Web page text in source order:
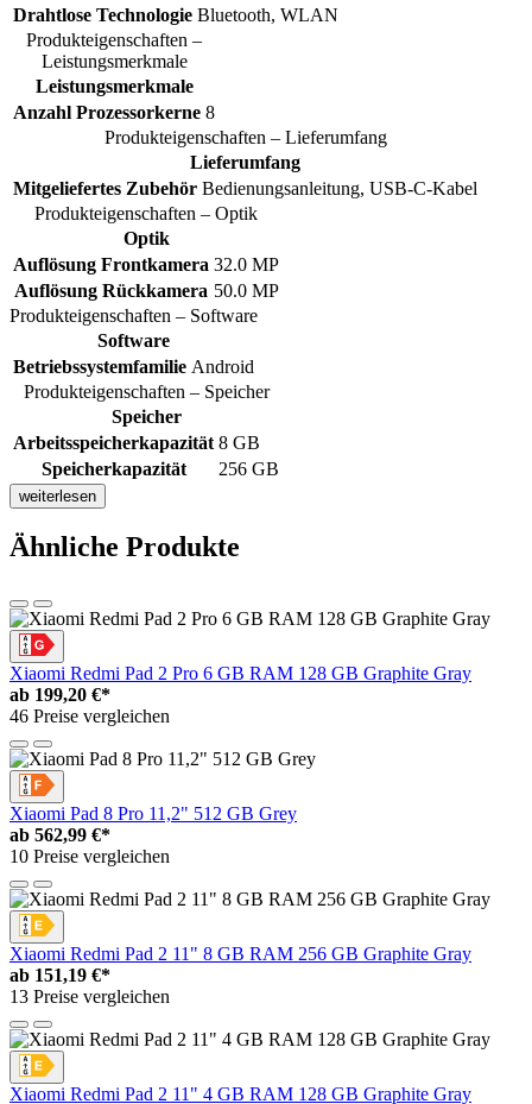
Drahtlose Technologie Bluetooth, WLAN
Produkteigenschaften –
Leistungsmerkmale
Leistungsmerkmale
Anzahl Prozessorkerne 8
Produkteigenschaften – Lieferumfang
Lieferumfang
Mitgeliefertes Zubehör Bedienungsanleitung, USB-C-Kabel
Produkteigenschaften – Optik
Optik
Auflösung Frontkamera 32.0 MP
Auflösung Rückkamera 50.0 MP
Produkteigenschaften – Software
Software
Betriebssystemfamilie Android
Produkteigenschaften – Speicher
Speicher
Arbeitsspeicherkapazität 8 GB
Speicherkapazität
256 GB
weiterlesen
Ähnliche Produkte
Xiaomi Redmi Pad 2 Pro 6 GB RAM 128 GB Graphite Gray
ab 199,20 €*
46 Preise vergleichen
Xiaomi Pad 8 Pro 11,2" 512 GB Grey
ab 562,99 €*
10 Preise vergleichen
Xiaomi Redmi Pad 2 11" 8 GB RAM 256 GB Graphite Gray
ab 151,19 €*
13 Preise vergleichen
Xiaomi Redmi Pad 2 11" 4 GB RAM 128 GB Graphite Gray